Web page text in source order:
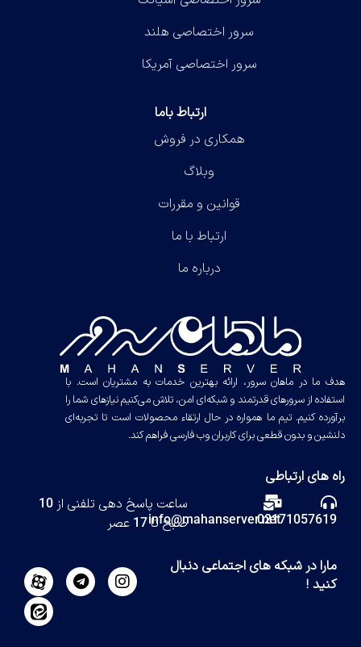
سرور اختصاصی هلند
سرور اختصاصی آمریکا
ارتباط باما
همکاری در فروش
وبلاگ
قوانین و مقررات
ارتباط با ما
درباره ما
هدف ما در ماهان سرور، ارائه بهترین خدمات به مشتریان است. با
استفاده از سرورهای قدرتمند و شبکه‌ای امن، تلاش می‌کنیم نیازهای شما را
برآورده کنیم. تیم ما همواره در حال ارتقاء محصولات است تا تجربه‌ای
دلنشین و بدون قطعی برای کاربران وب فارسی فراهم کند.
راه های ارتباطی
02171057619
info@mahanserver.net
ساعت پاسخ دهی تلفنی از 10
صبح تا 17 عصر
مارا در شبکه های اجتماعی دنبال
کنید !